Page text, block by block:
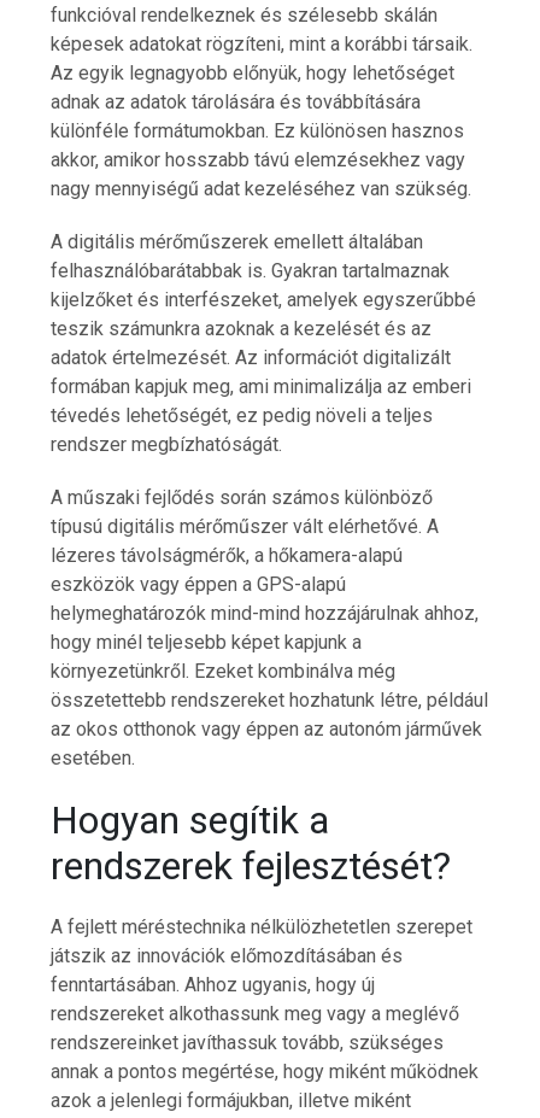
funkcióval rendelkeznek és szélesebb skálán
képesek adatokat rögzíteni, mint a korábbi társaik.
Az egyik legnagyobb előnyük, hogy lehetőséget
adnak az adatok tárolására és továbbítására
különféle formátumokban. Ez különösen hasznos
akkor, amikor hosszabb távú elemzésekhez vagy
nagy mennyiségű adat kezeléséhez van szükség.
A digitális mérőműszerek emellett általában
felhasználóbarátabbak is. Gyakran tartalmaznak
kijelzőket és interfészeket, amelyek egyszerűbbé
teszik számunkra azoknak a kezelését és az
adatok értelmezését. Az információt digitalizált
formában kapjuk meg, ami minimalizálja az emberi
tévedés lehetőségét, ez pedig növeli a teljes
rendszer megbízhatóságát.
A műszaki fejlődés során számos különböző
típusú digitális mérőműszer vált elérhetővé. A
lézeres távolságmérők, a hőkamera-alapú
eszközök vagy éppen a GPS-alapú
helymeghatározók mind-mind hozzájárulnak ahhoz,
hogy minél teljesebb képet kapjunk a
környezetünkről. Ezeket kombinálva még
összetettebb rendszereket hozhatunk létre, például
az okos otthonok vagy éppen az autonóm járművek
esetében.
Hogyan segítik a
rendszerek fejlesztését?
A fejlett méréstechnika nélkülözhetetlen szerepet
játszik az innovációk előmozdításában és
fenntartásában. Ahhoz ugyanis, hogy új
rendszereket alkothassunk meg vagy a meglévő
rendszereinket javíthassuk tovább, szükséges
annak a pontos megértése, hogy miként működnek
azok a jelenlegi formájukban, illetve miként